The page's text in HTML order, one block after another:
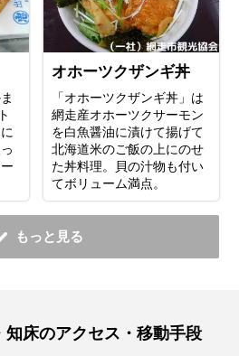
オホーツクザンギ丼
「オホーツクザンギ丼」は
網走産オホーツクサーモン
を白魚醤油に漬けて揚げて
北海道米のご飯の上にのせ
た丼料理。貝の汁物も付い
てボリューム満点。
もっと見る
知床のアクセス・移動手段